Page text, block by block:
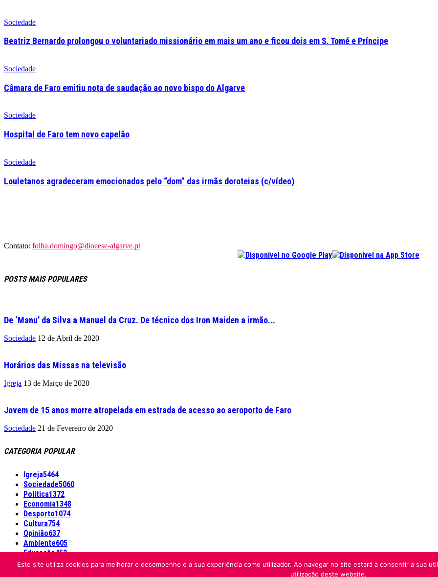
Sociedade
Beatriz Bernardo prolongou o voluntariado missionário em mais um ano e ficou dois em S. Tomé e Príncipe
Sociedade
Câmara de Faro emitiu nota de saudação ao novo bispo do Algarve
Sociedade
Hospital de Faro tem novo capelão
Sociedade
Louletanos agradeceram emocionados pelo “dom” das irmãs doroteias (c/vídeo)
Contato: folha.domingo@diocese-algarve.pt
POSTS MAIS POPULARES
De ‘Manu’ da Silva a Manuel da Cruz. De técnico dos Iron Maiden a irmão...
Sociedade 12 de Abril de 2020
Horários das Missas na televisão
Igreja 13 de Março de 2020
Jovem de 15 anos morre atropelada em estrada de acesso ao aeroporto de Faro
Sociedade 21 de Fevereiro de 2020
CATEGORIA POPULAR
Igreja5464
Sociedade5060
Política1372
Economia1348
Desporto1074
Cultura754
Opinião637
Ambiente605
Educação452
Informação Legal
Este site utiliza cookies para melhorar o desempenho e a sua experiência como utilizador. Ao navegar no site estará a consentir a sua
utilização deste website.